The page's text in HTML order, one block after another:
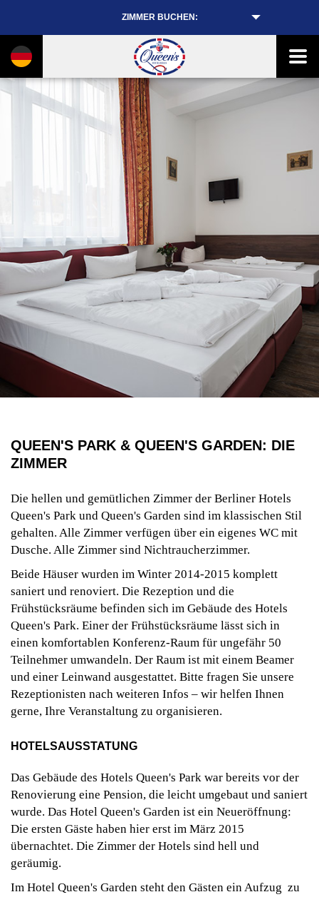
ZIMMER BUCHEN:
QUEEN'S PARK & QUEEN'S GARDEN: DIE
ZIMMER
Die hellen und gemütlichen Zimmer der Berliner Hotels
Queen's Park und Queen's Garden sind im klassischen Stil
gehalten. Alle Zimmer verfügen über ein eigenes WC mit
Dusche. Alle Zimmer sind Nichtraucherzimmer.
Beide Häuser wurden im Winter 2014-2015 komplett
saniert und renoviert. Die Rezeption und die
Frühstücksräume befinden sich im Gebäude des Hotels
Queen's Park. Einer der Frühstücksräume lässt sich in
einen komfortablen Konferenz-Raum für ungefähr 50
Teilnehmer umwandeln. Der Raum ist mit einem Beamer
und einer Leinwand ausgestattet. Bitte fragen Sie unsere
Rezeptionisten nach weiteren Infos – wir helfen Ihnen
gerne, Ihre Veranstaltung zu organisieren.
HOTELSAUSSTATUNG
Das Gebäude des Hotels Queen's Park war bereits vor der
Renovierung eine Pension, die leicht umgebaut und saniert
wurde. Das Hotel Queen's Garden ist ein Neueröffnung:
Die ersten Gäste haben hier erst im März 2015
übernachtet. Die Zimmer der Hotels sind hell und
geräumig.
Im Hotel Queen's Garden steht den Gästen ein Aufzug zu